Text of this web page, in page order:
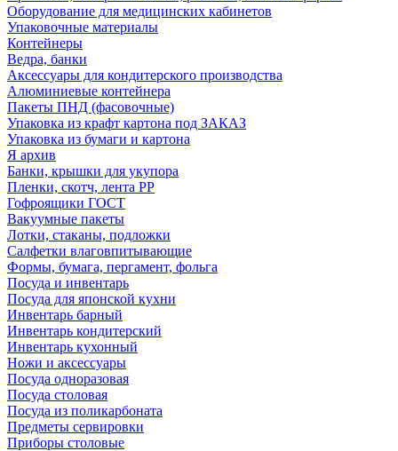
Оборудование для медицинских кабинетов
Упаковочные материалы
Контейнеры
Ведра, банки
Аксессуары для кондитерского производства
Алюминиевые контейнера
Пакеты ПНД (фасовочные)
Упаковка из крафт картона под ЗАКАЗ
Упаковка из бумаги и картона
Я архив
Банки, крышки для укупора
Пленки, скотч, лента РР
Гофроящики ГОСТ
Вакуумные пакеты
Лотки, стаканы, подложки
Салфетки влаговпитывающие
Формы, бумага, пергамент, фольга
Посуда и инвентарь
Посуда для японской кухни
Инвентарь барный
Инвентарь кондитерский
Инвентарь кухонный
Ножи и аксессуары
Посуда одноразовая
Посуда столовая
Посуда из поликарбоната
Предметы сервировки
Приборы столовые